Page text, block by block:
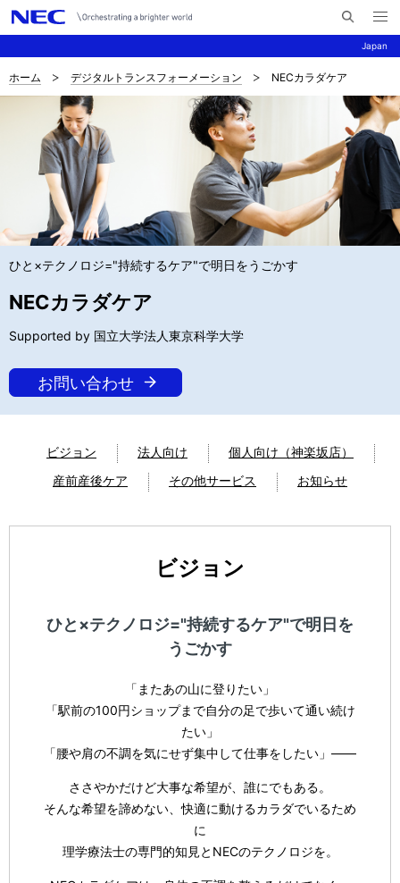
Japan
イ
検
索
メ
ニ
ュ
く
ナ
ョ
ン
サ
現
位
置
ホーム デジタルトランスフォーメーション NECカラダケア
ひと×テクノロジ="持続するケア"で明日をうごかす
NECカラダケア
Supported by 国立大学法人東京科学大学
お問い合わせ
ビジョン 法人向け
個人向け（神楽坂店）
産前産後ケア
その他サービス お知らせ
ビジョン
ひと×テクノロジ="持続するケア"で明日を
うごかす
「またあの山に登りたい」
「駅前の100円ショップまで自分の足で歩いて通い続け
たい」
「腰や肩の不調を気にせず集中して仕事をしたい」——
ささやかだけど大事な希望が、誰にでもある。
そんな希望を諦めない、快適に動けるカラダでいるため
に
理学療法士の専門的知見とNECのテクノロジを。